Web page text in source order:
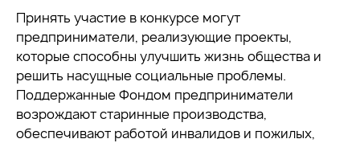
Принять участие в конкурсе могут
предприниматели, реализующие проекты,
которые способны улучшить жизнь общества и
решить насущные социальные проблемы.
Поддержанные Фондом предприниматели
возрождают старинные производства,
обеспечивают работой инвалидов и пожилых,